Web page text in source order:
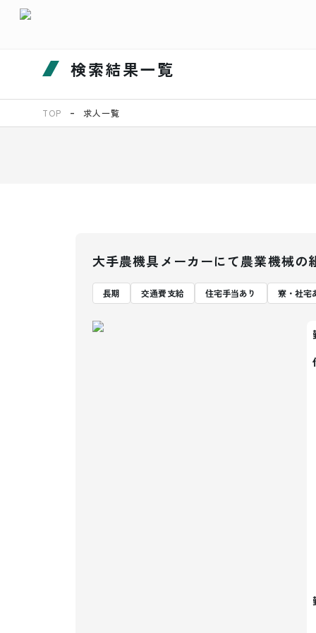
検索結果一覧
TOP 求人一覧
大手農機具メーカーにて農業機械の
長期 交通費支給 住宅手当あり 寮・社宅